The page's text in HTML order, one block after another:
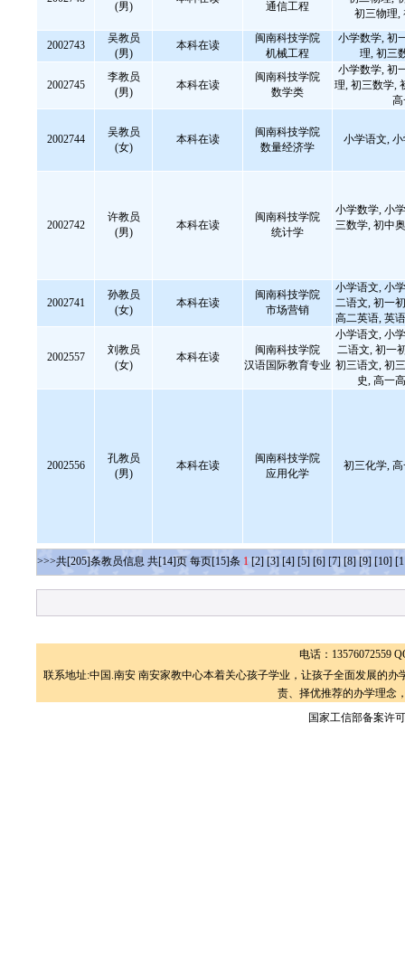
(男)
通信工程
初三物理,
2002743
吴教员
(男)
本科在读
闽南科技学院
机械工程
小学数学, 初
理, 初三
2002745
李教员
(男)
本科在读
闽南科技学院
数学类
小学数学, 初
理, 初三数学,
2002744
吴教员
(女)
本科在读
闽南科技学院
数量经济学
小学语文,
2002742
许教员
(男)
本科在读
闽南科技学院
统计学
小学数学, 小
三数学, 初中
2002741
孙教员
(女)
本科在读
闽南科技学院
市场营销
小学语文, 小
二语文, 初一
高二英语, 英
2002557
刘教员
(女)
本科在读
闽南科技学院
汉语国际教育专业
小学语文, 小
二语文, 初一
初三语文, 初
史, 高一
2002556
孔教员
(男)
本科在读
闽南科技学院
应用化学
初三化学,
>>>共[205]条教员信息 共[14]页 每页[15]条 1 [2] [3] [4] [5] [6] [7] [8] [9] [10]
电话：13576072559
联系地址:中国.南安 南安家教中心本着关心孩子学业，让孩子全面发展的
责、择优推荐的办学理念
国家工信部备案许